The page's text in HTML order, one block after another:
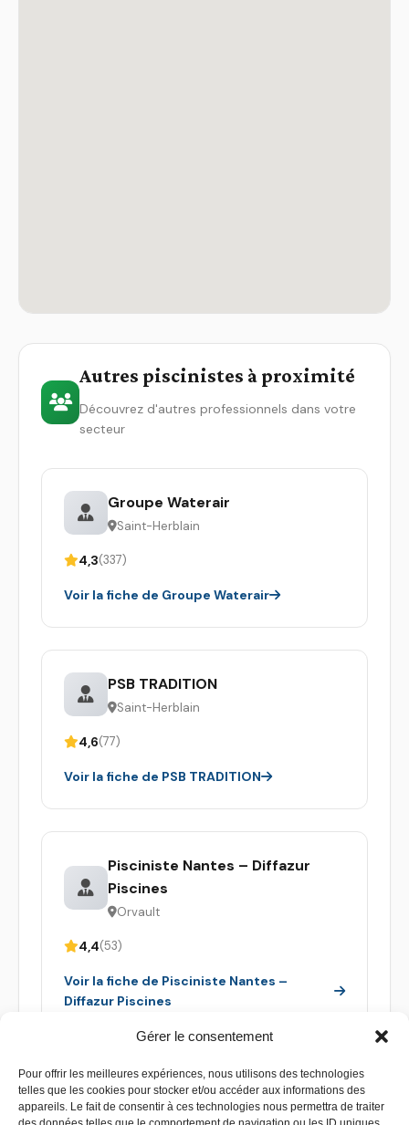
Gérer le consentement
Pour offrir les meilleures expériences, nous utilisons des technologies
telles que les cookies pour stocker et/ou accéder aux informations des
appareils. Le fait de consentir à ces technologies nous permettra de traiter
Autres piscinistes à proximité
Découvrez d'autres professionnels dans votre
secteur
Groupe Waterair
Saint-Herblain
4,3(337)
Voir la fiche de Groupe Waterair
PSB TRADITION
Saint-Herblain
4,6(77)
Voir la fiche de PSB TRADITION
Pisciniste Nantes – Diffazur
Piscines
Orvault
4,4(53)
Voir la fiche de Pisciniste Nantes –
Diffazur Piscines